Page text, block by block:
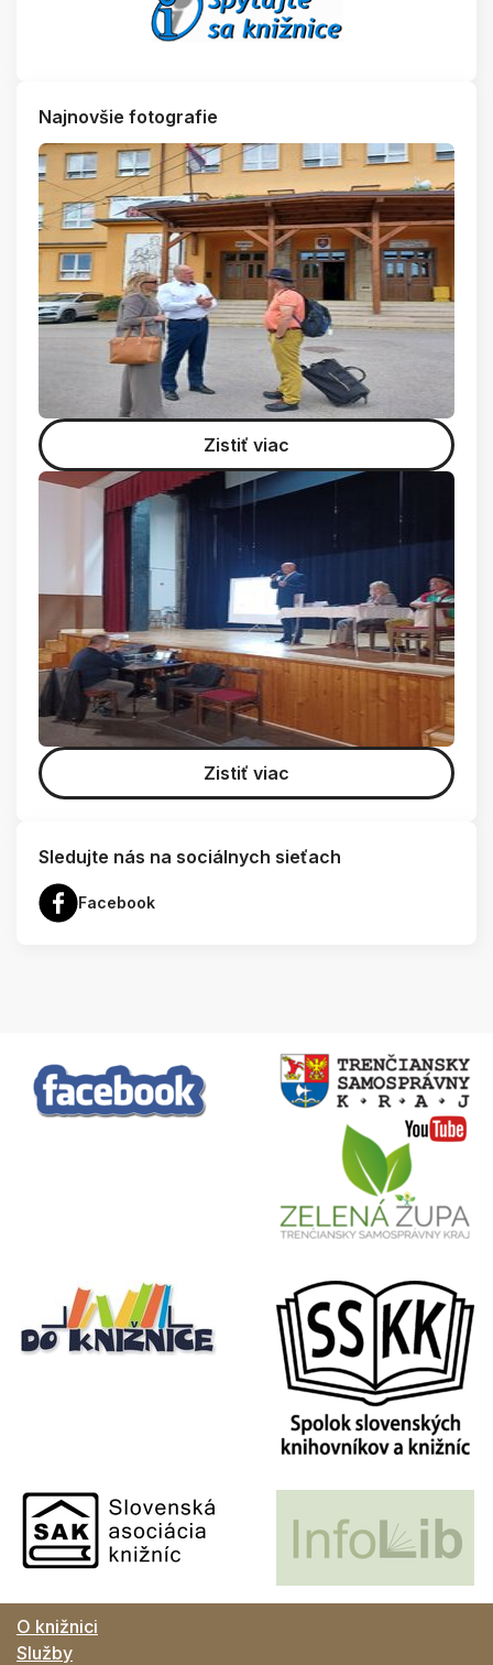
Najnovšie fotografie
Zistiť viac
Zistiť viac
Sledujte nás na sociálnych sieťach
Facebook
O knižnici
Služby